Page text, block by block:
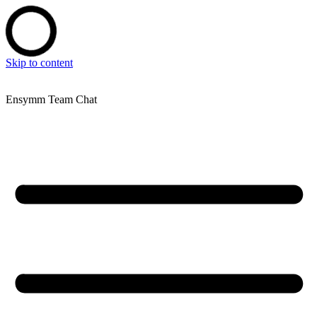
Skip to content
Ensymm Team Chat